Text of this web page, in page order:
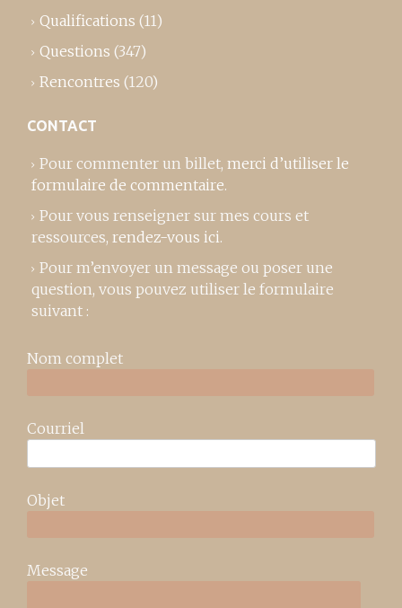
Qualifications (11)
Questions (347)
Rencontres (120)
CONTACT
Pour commenter un billet, merci d’utiliser le
formulaire de commentaire.
Pour vous renseigner sur mes cours et
ressources, rendez-vous ici.
Pour m’envoyer un message ou poser une
question, vous pouvez utiliser le formulaire
suivant :
Nom complet
Courriel
Objet
Message